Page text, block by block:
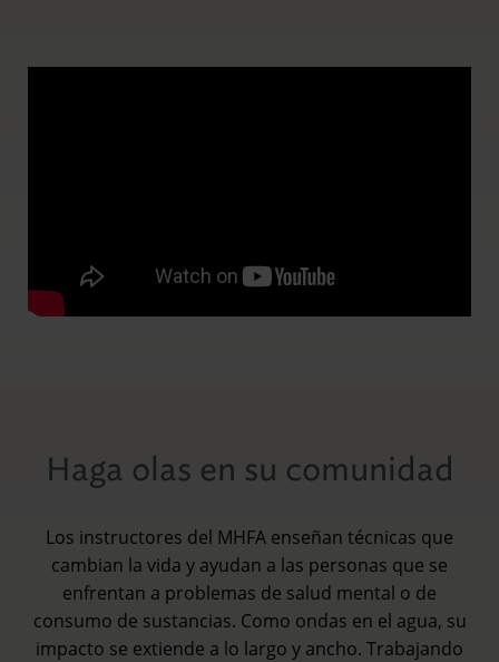
Haga olas en su comunidad
Los instructores del MHFA enseñan técnicas que
cambian la vida y ayudan a las personas que se
enfrentan a problemas de salud mental o de
consumo de sustancias. Como ondas en el agua, su
impacto se extiende a lo largo y ancho. Trabajando